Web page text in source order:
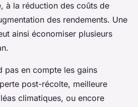
à la réduction des coûts de
des rendements. Une
ainsi économiser plusieurs
pas en compte les gains
post-récolte, meilleure
climatiques, ou encore